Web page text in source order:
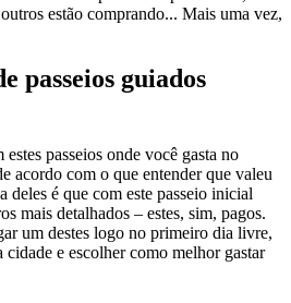
estão comprando... Mais uma vez,
passeios guiados
passeios onde você gasta no
acordo com o que entender que valeu
deles é que com este passeio inicial
mais detalhados – estes, sim, pagos.
um destes logo no primeiro dia livre,
cidade e escolher como melhor gastar